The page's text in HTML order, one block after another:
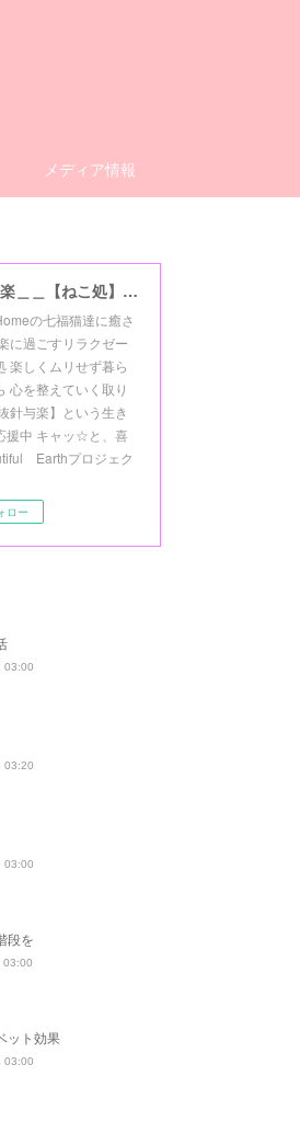
メディア情報
抜針与楽＿＿【ねこ処】＿＿猫楽ゼーションHome☆
の七福猫達に癒さ
に過ごすリラクゼー
楽しくムリせず暮ら
心を整えていく取り
針与楽】という生き
中 キャッ☆と、喜
Earthプロジェク
ロー
03:00
03:20
03:00
段を
03:00
ット効果
03:00